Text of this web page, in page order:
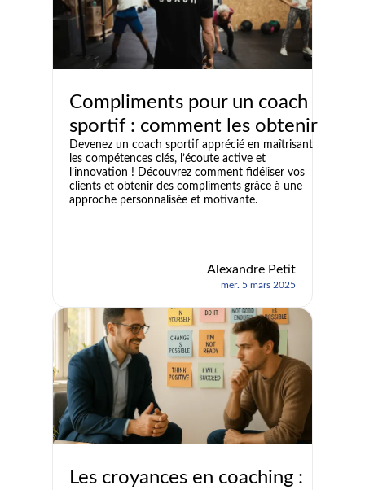
Compliments pour un coach
sportif : comment les obtenir
Devenez un coach sportif apprécié en maîtrisant
les compétences clés, l’écoute active et
l’innovation ! Découvrez comment fidéliser vos
clients et obtenir des compliments grâce à une
approche personnalisée et motivante.
Alexandre Petit
mer. 5 mars 2025
Les croyances en coaching :